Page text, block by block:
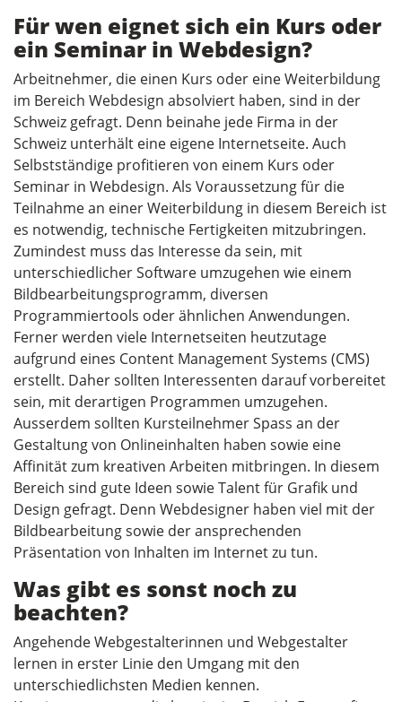
Für wen eignet sich ein Kurs oder
ein Seminar in Webdesign?
Arbeitnehmer, die einen Kurs oder eine Weiterbildung
im Bereich Webdesign absolviert haben, sind in der
Schweiz gefragt. Denn beinahe jede Firma in der
Schweiz unterhält eine eigene Internetseite. Auch
Selbstständige profitieren von einem Kurs oder
Seminar in Webdesign. Als Voraussetzung für die
Teilnahme an einer Weiterbildung in diesem Bereich ist
es notwendig, technische Fertigkeiten mitzubringen.
Zumindest muss das Interesse da sein, mit
unterschiedlicher Software umzugehen wie einem
Bildbearbeitungsprogramm, diversen
Programmiertools oder ähnlichen Anwendungen.
Ferner werden viele Internetseiten heutzutage
aufgrund eines Content Management Systems (CMS)
erstellt. Daher sollten Interessenten darauf vorbereitet
sein, mit derartigen Programmen umzugehen.
Ausserdem sollten Kursteilnehmer Spass an der
Gestaltung von Onlineinhalten haben sowie eine
Affinität zum kreativen Arbeiten mitbringen. In diesem
Bereich sind gute Ideen sowie Talent für Grafik und
Design gefragt. Denn Webdesigner haben viel mit der
Bildbearbeitung sowie der ansprechenden
Präsentation von Inhalten im Internet zu tun.
Was gibt es sonst noch zu
beachten?
Angehende Webgestalterinnen und Webgestalter
lernen in erster Linie den Umgang mit den
unterschiedlichsten Medien kennen.